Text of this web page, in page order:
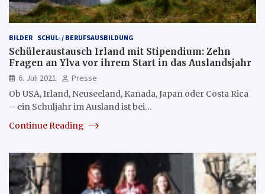
BILDER SCHUL- / BERUFSAUSBILDUNG
Schüleraustausch Irland mit Stipendium: Zehn
Fragen an Ylva vor ihrem Start in das Auslandsjahr
6. Juli 2021
Presse
Ob USA, Irland, Neuseeland, Kanada, Japan oder Costa Rica
– ein Schuljahr im Ausland ist bei…
Continue Reading